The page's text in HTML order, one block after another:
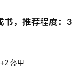
书，推荐程度：3
盔甲